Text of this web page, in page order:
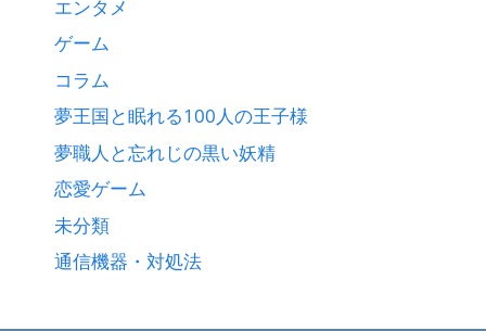
エンタメ
ゲーム
コラム
夢王国と眠れる100人の王子様
夢職人と忘れじの黒い妖精
恋愛ゲーム
未分類
通信機器・対処法